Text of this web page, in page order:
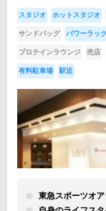
スタジオ ホットスタジオ
サンドバッグ パワーラック
プロテインラウンジ 売店
有料駐車場 駅近
東急スポーツオ